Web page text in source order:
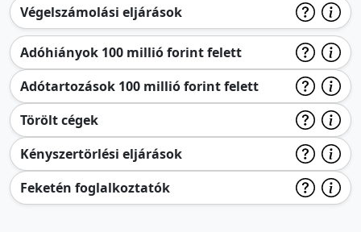
Végelszámolási eljárások
Adóhiányok 100 millió forint felett
Adótartozások 100 millió forint felett
Törölt cégek
Kényszertörlési eljárások
Feketén foglalkoztatók